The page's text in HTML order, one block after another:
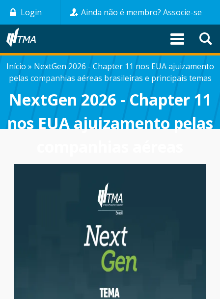
Pular
para
conteúdo
principal
Login Ainda não é membro? Associe-se
TRILHA
DE
NAVEGAÇÃO
Início
NextGen 2026 - Chapter 11 nos EUA ajuizamento
pelas companhias aéreas brasileiras e principais temas
NextGen 2026 - Chapter 11
nos EUA ajuizamento pelas
brasileiras e principais
temas